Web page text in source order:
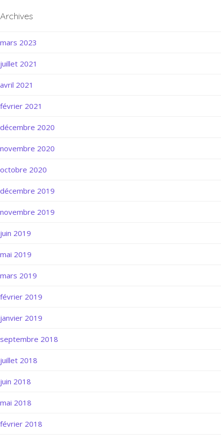
Archives
mars 2023
juillet 2021
avril 2021
février 2021
décembre 2020
novembre 2020
octobre 2020
décembre 2019
novembre 2019
juin 2019
mai 2019
mars 2019
février 2019
janvier 2019
septembre 2018
juillet 2018
juin 2018
mai 2018
février 2018